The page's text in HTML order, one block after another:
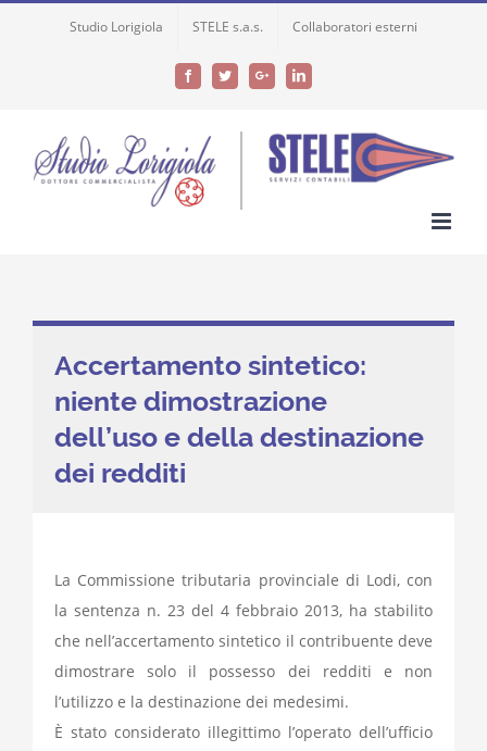
Studio Lorigiola STELE s.a.s. Collaboratori esterni
FacebookTwitterGoogle+LinkedIn
Accertamento sintetico:
niente dimostrazione
dell’uso e della destinazione
dei redditi
La Commissione tributaria provinciale di Lodi, con
la sentenza n. 23 del 4 febbraio 2013, ha stabilito
che nell’accertamento sintetico il contribuente deve
dimostrare solo il possesso dei redditi e non
l’utilizzo e la destinazione dei medesimi.
È stato considerato illegittimo l’operato dell’ufficio